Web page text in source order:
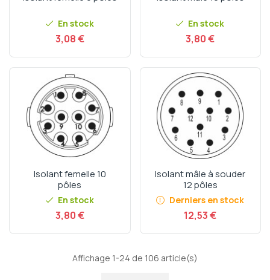
En stock
Prix
3,08 €
En stock
Prix
3,80 €
Isolant femelle 10
pôles
En stock
Prix
3,80 €
Isolant mâle à souder
12 pôles
Derniers en stock
Prix
12,53 €
Affichage 1-24 de 106 article(s)